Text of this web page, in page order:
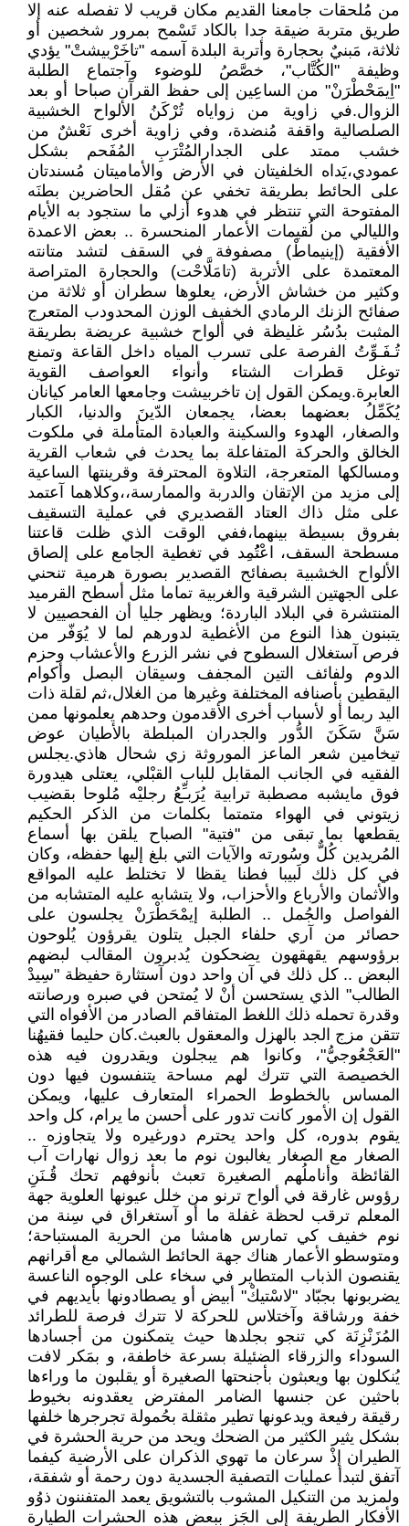
من مُلحقات جامعنا القديم مكان قريب لا تفصله عنه إلا
طريق متربة ضيقة جدا بالكاد تَسْمح بمرور شخصين أو
ثلاثة، مَبنيٌ بحجارة وأتربة البلدة آسمه "تاخَرْبيشتْ" يؤدي
وظيفة "الكُتَّاب"، خصَّصُ للوضوء وآجتماع الطلبة
"اِيمَحْطْرَنْ" من الساعِين إلى حفظ القرآن صباحا أو بعد
الزوال.في زاوية من زواياه تُرْكَنُ الألواح الخشبية
الصلصالية واقفة مُنضدة، وفي زاوية أخرى نَعْشٌ من
خشب ممتد على الجدارالمُتْرَبِ المُفَحم بشكل
عمودي،يَداه الخلفيتان في الأرض والأماميتان مُسندتان
على الحائط بطريقة تخفي عن مُقل الحاضرين بطنَه
المفتوحة التي تنتظر في هدوء أزلي ما ستجود به الأيام
والليالي من لُقيمات الأعمار المنحسرة .. بعض الاعمدة
الأفقية (إينيماطْ) مصفوفة في السقف لتشد متانته
المعتمدة على الأتربة (تامَلَّاحْت) والحجارة المتراصة
وكثير من خشاش الأرض، يعلوها سطران أو ثلاثة من
صفائح الزنك الرمادي الخفيف الوزن المحدودب المتعرج
المثبت بدُسُر غليظة في ألواح خشبية عريضة بطريقة
تُـفَـوِّتُ الفرصة على تسرب المياه داخل القاعة وتمنع
توغل قطرات الشتاء وأنواء العواصف القوية
العابرة.ويمكن القول إن تاخربيشت وجامعها العامر كيانان
يُكَمِّلُ بعضهما بعضا، يجمعان الدّينَ والدنيا، الكبار
والصغار، الهدوء والسكينة والعبادة المتأملة في ملكوت
الخالق والحركة المتفاعلة بما يحدث في شعاب القرية
ومسالكها المتعرجة، التلاوة المحترفة وقرينتها الساعية
إلى مزيد من الإتقان والدربة والممارسة،،وكلاهما آعتمد
على مثل ذاك العتاد القصديري في عملية التسقيف
بفروق بسيطة بينهما،ففي الوقت الذي ظلت قاعتنا
مسطحة السقف، اعْتُُمِد في تغطية الجامع على إلصاق
الألواح الخشبية بصفائح القصدير بصورة هرمية تنحني
على الجهتين الشرقية والغربية تماما مثل أسطح القرميد
المنتشرة في البلاد الباردة؛ ويظهر جليا أن الفحصيين لا
يتبنون هذا النوع من الأغطية لدورهم لما لا يُوَفّر من
فرص آستغلال السطوح في نشر الزرع والأعشاب وحزم
الدوم ولفائف التين المجفف وسيقان البصل وأكوام
اليقطين بأصنافه المختلفة وغيرها من الغلال،ثم لقلة ذات
اليد ربما أو لأسباب أخرى الأقدمون وحدهم يعلمونها ممن
سَنَّ سَكَنَ الدُّور والجدران المبلطة بالأطيان عوض
تيخامين شعر الماعز الموروثة زي شحال هاذي.يجلس
الفقيه في الجانب المقابل للباب القبْلي، يعتلى هيدورة
فوق مايشبه مصطبة ترابية يُرَبـِّعُ رجليْه مُلوحا بقضيب
زيتوني في الهواء متمتما بكلمات من الذكر الحكيم
يقطعها بما تبقى من "فتية" الصباح يلقن بها أسماع
المُريدين كُلٌّ وسُورته والآيات التي بلغ إليها حفظه، وكان
في كل ذلك لَبيبا فطنا يقظا لا تختلط عليه المواقع
والأثمان والأرباع والأحزاب، ولا يتشابه عليه المتشابه من
الفواصل والجُمل .. الطلبة إيمْحَطْرَنْ يجلسون على
حصائر من آري حلفاء الجبل يتلون يقرؤون يُلوحون
برؤوسهم يقهقهون يضحكون يُدبرون المقالب لبضهم
البعض .. كل ذلك في آن واحد دون آستثارة حفيظة "سِيدْ
الطالب" الذي يستحسن أنْ لا يُمتحن في صبره ورصانته
وقدرة تحمله ذلك اللغط المتفاقم الصادر من الأفواه التي
تتقن مزج الجد بالهزل والمعقول بالعبث.كان حليما فقيهُنا
"العَجْعُوجيُّ"، وكانوا هم يبجلون ويقدرون فيه هذه
الخصيصة التي تترك لهم مساحة يتنفسون فيها دون
المساس بالخطوط الحمراء المتعارف عليها، ويمكن
القول إن الأمور كانت تدور على أحسن ما يرام، كل واحد
يقوم بدوره، كل واحد يحترم دورغيره ولا يتجاوزه ..
الصغار مع الصغار يغالبون نوم ما بعد زوال نهارات آب
القائظة وأناملُهم الصغيرة تعبث بأنوفهم تحك قُـنَنِ
رؤوس غارقة في ألواح ترنو من خلل عيونها العلوية جهة
المعلم ترقب لحظة غفلة ما أو آستغراق في سِنة من
نوم خفيف كي تمارس هامشا من الحرية المستباحة؛
ومتوسطو الأعمار هناك جهة الحائط الشمالي مع أقرانهم
يقنصون الذباب المتطاير في سخاء على الوجوه الناعسة
يضربونها بجبّاد "لاسْتيكْ" أبيض أو يصطادونها بأيديهم في
خفة ورشاقة وآختلاس للحركة لا تترك فرصة للطرائد
المُزَنْزِنَة كي تنجو بجلدها حيث يتمكنون من أجسادها
السوداء والزرقاء الضئيلة بسرعة خاطفة، و بمَكر لافت
يُنكلون بها ويعبثون بأجنحتها الصغيرة أو يقلبون ما وراءها
باحثين عن جنسها الضامر المفترض يعقدونه بخيوط
رقيقة رفيعة ويدعونها تطير مثقلة بحُمولة تجرجرها خلفها
بشكل يثير الكثير من الضحك ويحد من حرية الحشرة في
الطيران إذْ سرعان ما تهوي الذكران على الأرضية كيفما
آتفق لتبدأ عمليات التصفية الجسدية دون رحمة أو شفقة،
ولمزيد من التنكيل المشوب بالتشويق يعمد المتفننون ذوُو
الأفكار الطريفة إلى الجَز ببعض هذه الحشرات الطيارة